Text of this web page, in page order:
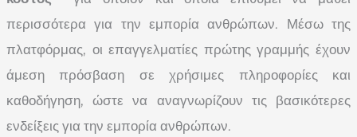
περισσότερα για την εμπορία ανθρώπων. Μέσω της
πλατφόρμας, οι επαγγελματίες πρώτης γραμμής έχουν
άμεση πρόσβαση σε χρήσιμες πληροφορίες και
καθοδήγηση, ώστε να αναγνωρίζουν τις βασικότερες
ενδείξεις για την εμπορία ανθρώπων.